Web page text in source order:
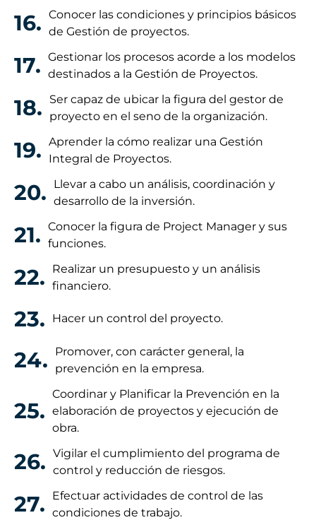
16. Conocer las condiciones y principios básicos
de Gestión de proyectos.
17. Gestionar los procesos acorde a los modelos
destinados a la Gestión de Proyectos.
18.
Ser capaz de ubicar la figura del gestor de
proyecto en el seno de la organización.
19. Aprender la cómo realizar una Gestión
Integral de Proyectos.
20.
Llevar a cabo un análisis, coordinación y
desarrollo de la inversión.
21. Conocer la figura de Project Manager y sus
funciones.
22.
Realizar un presupuesto y un análisis
financiero.
23. Hacer un control del proyecto.
24.
Promover, con carácter general, la
prevención en la empresa.
25.
Coordinar y Planificar la Prevención en la
elaboración de proyectos y ejecución de
obra.
26. Vigilar el cumplimiento del programa de
control y reducción de riesgos.
27.
Efectuar actividades de control de las
condiciones de trabajo.